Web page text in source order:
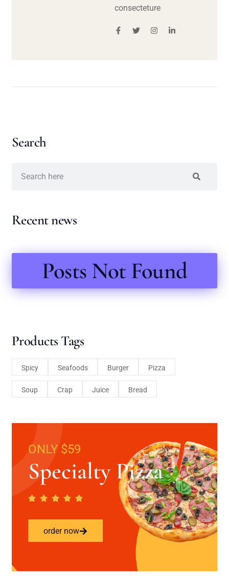
consecteture
Search
Recent news
Posts Not Found
Products Tags
Spicy Seafoods Burger Pizza
Soup Crap Juice Bread
ONLY $59
Specialty Pizza
order now